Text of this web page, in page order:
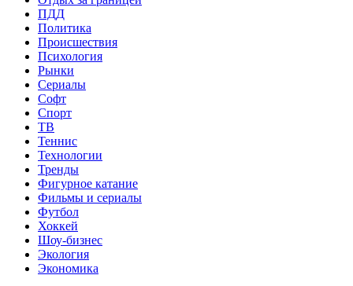
ПДД
Политика
Происшествия
Психология
Рынки
Сериалы
Софт
Спорт
ТВ
Теннис
Технологии
Тренды
Фигурное катание
Фильмы и сериалы
Футбол
Хоккей
Шоу-бизнес
Экология
Экономика